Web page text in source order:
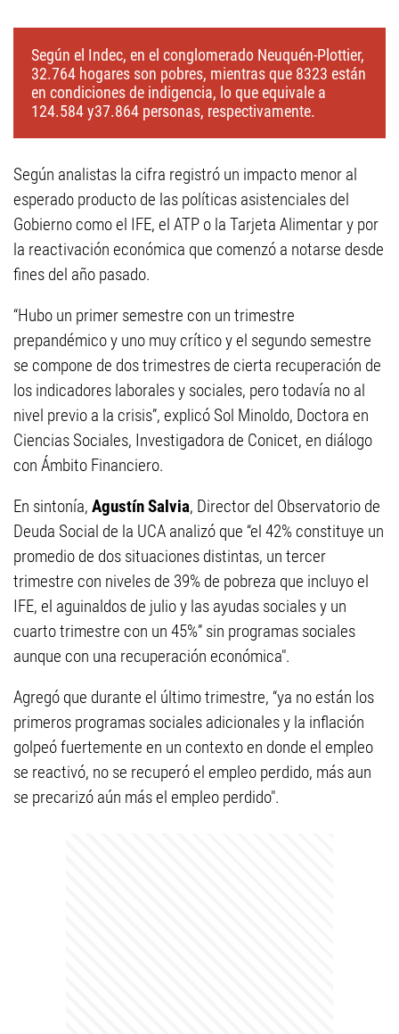
Según el Indec, en el conglomerado Neuquén-Plottier,
32.764 hogares son pobres, mientras que 8323 están
en condiciones de indigencia, lo que equivale a
124.584 y37.864 personas, respectivamente.
Según analistas la cifra registró un impacto menor al
esperado producto de las políticas asistenciales del
Gobierno como el IFE, el ATP o la Tarjeta Alimentar y por
la reactivación económica que comenzó a notarse desde
fines del año pasado.
“Hubo un primer semestre con un trimestre
prepandémico y uno muy crítico y el segundo semestre
se compone de dos trimestres de cierta recuperación de
los indicadores laborales y sociales, pero todavía no al
nivel previo a la crisis”, explicó Sol Minoldo, Doctora en
Ciencias Sociales, Investigadora de Conicet, en diálogo
con Ámbito Financiero.
En sintonía, Agustín Salvia, Director del Observatorio de
Deuda Social de la UCA analizó que “el 42% constituye un
promedio de dos situaciones distintas, un tercer
trimestre con niveles de 39% de pobreza que incluyo el
IFE, el aguinaldos de julio y las ayudas sociales y un
cuarto trimestre con un 45%” sin programas sociales
aunque con una recuperación económica".
Agregó que durante el último trimestre, “ya no están los
primeros programas sociales adicionales y la inflación
golpeó fuertemente en un contexto en donde el empleo
se reactivó, no se recuperó el empleo perdido, más aun
se precarizó aún más el empleo perdido".